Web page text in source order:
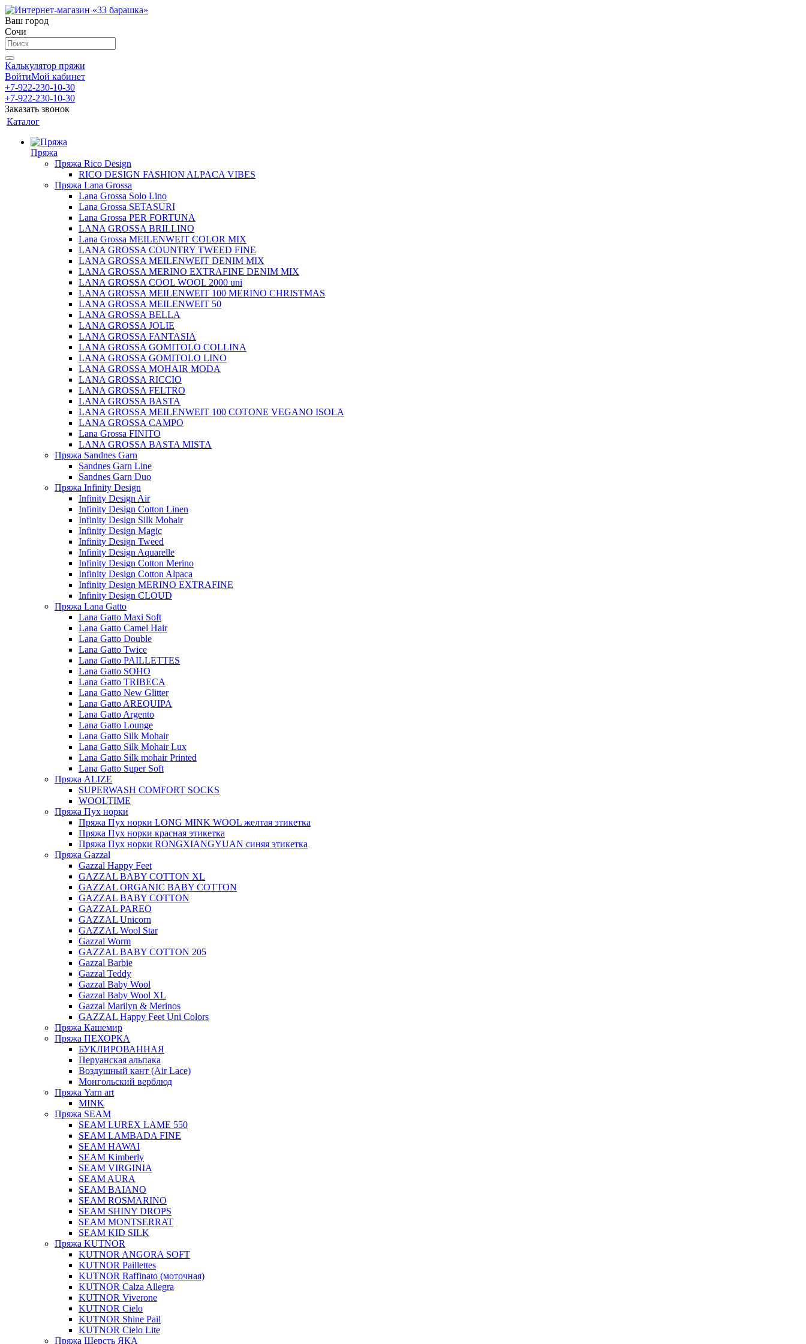
Ваш город
Сочи
Калькулятор пряжи
ВойтиМой кабинет
+7-922-230-10-30
+7-922-230-10-30
Заказать звонок
Каталог
Пряжа
Пряжа Rico Design
RICO DESIGN FASHION ALPACA VIBES
Пряжа Lana Grossa
Lana Grossa Solo Lino
Lana Grossa SETASURI
Lana Grossa PER FORTUNA
LANA GROSSA BRILLINO
Lana Grossa MEILENWEIT COLOR MIX
LANA GROSSA COUNTRY TWEED FINE
LANA GROSSA MEILENWEIT DENIM MIX
LANA GROSSA MERINO EXTRAFINE DENIM MIX
LANA GROSSA COOL WOOL 2000 uni
LANA GROSSA MEILENWEIT 100 MERINO CHRISTMAS
LANA GROSSA MEILENWEIT 50
LANA GROSSA BELLA
LANA GROSSA JOLIE
LANA GROSSA FANTASIA
LANA GROSSA GOMITOLO COLLINA
LANA GROSSA GOMITOLO LINO
LANA GROSSA MOHAIR MODA
LANA GROSSA RICCIO
LANA GROSSA FELTRO
LANA GROSSA BASTA
LANA GROSSA MEILENWEIT 100 COTONE VEGANO ISOLA
LANA GROSSA CAMPO
Lana Grossa FINITO
LANA GROSSA BASTA MISTA
Пряжа Sandnes Garn
Sandnes Garn Line
Sandnes Garn Duo
Пряжа Infinity Design
Infinity Design Air
Infinity Design Cotton Linen
Infinity Design Silk Mohair
Infinity Design Magic
Infinity Design Tweed
Infinity Design Aquarelle
Infinity Design Cotton Merino
Infinity Design Cotton Alpaca
Infinity Design MERINO EXTRAFINE
Infinity Design CLOUD
Пряжа Lana Gatto
Lana Gatto Maxi Soft
Lana Gatto Camel Hair
Lana Gatto Double
Lana Gatto Twice
Lana Gatto PAILLETTES
Lana Gatto SOHO
Lana Gatto TRIBECA
Lana Gatto New Glitter
Lana Gatto AREQUIPA
Lana Gatto Argento
Lana Gatto Lounge
Lana Gatto Silk Mohair
Lana Gatto Silk Mohair Lux
Lana Gatto Silk mohair Printed
Lana Gatto Super Soft
Пряжа ALIZE
SUPERWASH COMFORT SOCKS
WOOLTIME
Пряжа Пух норки
Пряжа Пух норки LONG MINK WOOL желтая этикетка
Пряжа Пух норки красная этикетка
Пряжа Пух норки RONGXIANGYUAN синяя этикетка
Пряжа Gazzal
Gazzal Happy Feet
GAZZAL BABY COTTON XL
GAZZAL ORGANIC BABY COTTON
GAZZAL BABY COTTON
GAZZAL PAREO
GAZZAL Unicorn
GAZZAL Wool Star
Gazzal Worm
GAZZAL BABY COTTON 205
Gazzal Barbie
Gazzal Teddy
Gazzal Baby Wool
Gazzal Baby Wool XL
Gazzal Marilyn & Merinos
GAZZAL Happy Feet Uni Colors
Пряжа Кашемир
Пряжа ПЕХОРКА
БУКЛИРОВАННАЯ
Перуанская альпака
Воздушный кант (Air Lace)
Монгольский верблюд
Пряжа Yarn art
MINK
Пряжа SEAM
SEAM LUREX LAME 550
SEAM LAMBADA FINE
SEAM HAWAI
SEAM Kimberly
SEAM VIRGINIA
SEAM AURA
SEAM BAIANO
SEAM ROSMARINO
SEAM SHINY DROPS
SEAM MONTSERRAT
SEAM KID SILK
Пряжа KUTNOR
KUTNOR ANGORA SOFT
KUTNOR Paillettes
KUTNOR Raffinato (моточная)
KUTNOR Calza Allegra
KUTNOR Viverone
KUTNOR Cielo
KUTNOR Shine Pail
KUTNOR Cielo Lite
Пряжа Шерсть ЯКА